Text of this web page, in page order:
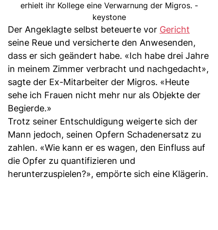
erhielt ihr Kollege eine Verwarnung der Migros. -
keystone
Der Angeklagte selbst beteuerte vor Gericht
seine Reue und versicherte den Anwesenden,
dass er sich geändert habe. «Ich habe drei Jahre
in meinem Zimmer verbracht und nachgedacht»,
sagte der Ex-Mitarbeiter der Migros. «Heute
sehe ich Frauen nicht mehr nur als Objekte der
Begierde.»
Trotz seiner Entschuldigung weigerte sich der
Mann jedoch, seinen Opfern Schadenersatz zu
zahlen. «Wie kann er es wagen, den Einfluss auf
die Opfer zu quantifizieren und
herunterzuspielen?», empörte sich eine Klägerin.